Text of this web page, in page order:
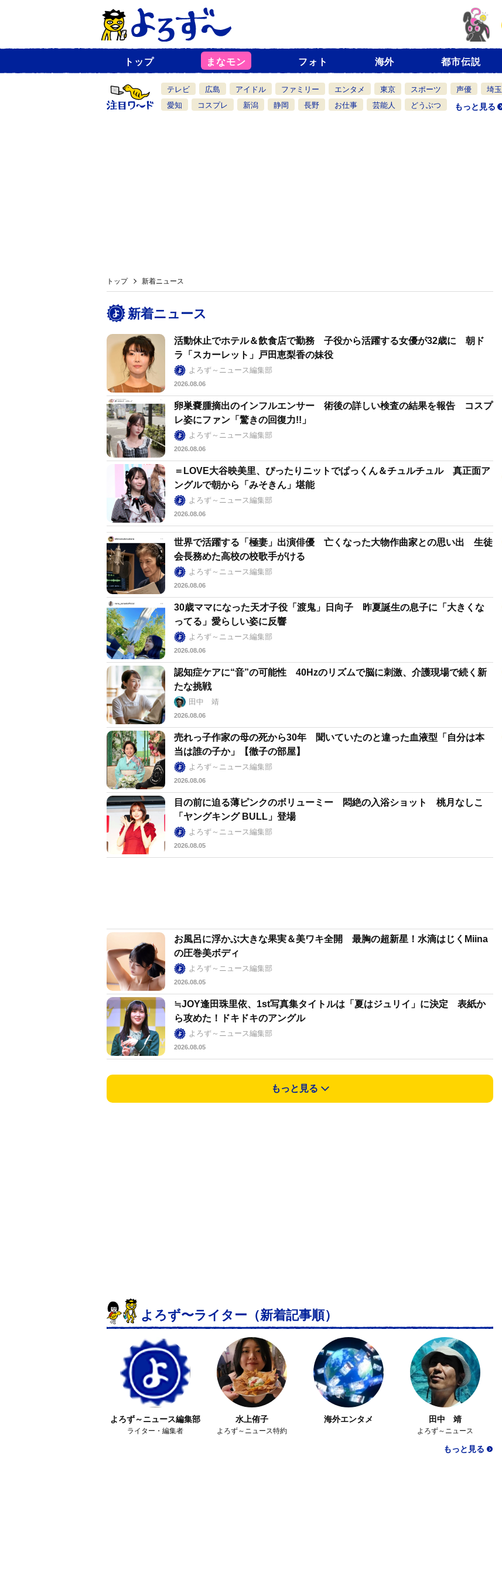
ュ
一
覧
トップ まなモン フォト 海外 都市伝説
テレビ 広島 アイドル ファミリー エンタメ 東京 スポーツ 声優 埼玉
愛知
コスプレ 新潟 静岡 長野 お仕事 芸能人 どうぶつ もっと見る
トップ 新着ニュース
新着ニュース
活動休止でホテル＆飲食店で勤務 子役から活躍する女優が32歳に 朝ド
ラ「スカーレット」戸田恵梨香の妹役
よろず～ニュース編集部
2026.08.06
卵巣嚢腫摘出のインフルエンサー 術後の詳しい検査の結果を報告 コスプ
レ姿にファン「驚きの回復力!!」
よろず～ニュース編集部
2026.08.06
＝LOVE大谷映美里、ぴったりニットでぱっくん＆チュルチュル 真正面ア
ングルで朝から「みそきん」堪能
よろず～ニュース編集部
2026.08.06
世界で活躍する「極妻」出演俳優 亡くなった大物作曲家との思い出 生徒
会長務めた高校の校歌手がける
よろず～ニュース編集部
2026.08.06
30歳ママになった天才子役「渡鬼」日向子 昨夏誕生の息子に「大きくな
ってる」愛らしい姿に反響
よろず～ニュース編集部
2026.08.06
認知症ケアに“音”の可能性 40Hzのリズムで脳に刺激、介護現場で続く新
たな挑戦
田中 靖
2026.08.06
売れっ子作家の母の死から30年 聞いていたのと違った血液型「自分は本
当は誰の子か」【徹子の部屋】
よろず～ニュース編集部
2026.08.06
目の前に迫る薄ピンクのボリューミー 悶絶の入浴ショット 桃月なしこ
「ヤングキング BULL」登場
よろず～ニュース編集部
2026.08.05
お風呂に浮かぶ大きな果実＆美ワキ全開 最胸の超新星！水滴はじくMiina
の圧巻美ボディ
よろず～ニュース編集部
2026.08.05
≒JOY逢田珠里依、1st写真集タイトルは「夏はジュリイ」に決定 表紙か
ら攻めた！ドキドキのアングル
よろず～ニュース編集部
2026.08.05
もっと見る
よろず〜ライター （新着記事順）
よろず～ニュース編集部
ライター・編集者
水上侑子
よろず～ニュース特約
海外エンタメ 田中 靖
よろず～ニュース
もっと見る